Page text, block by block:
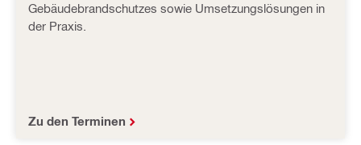
Gebäudebrandschutzes sowie Umsetzungslösungen in
der Praxis.
Zu den Terminen